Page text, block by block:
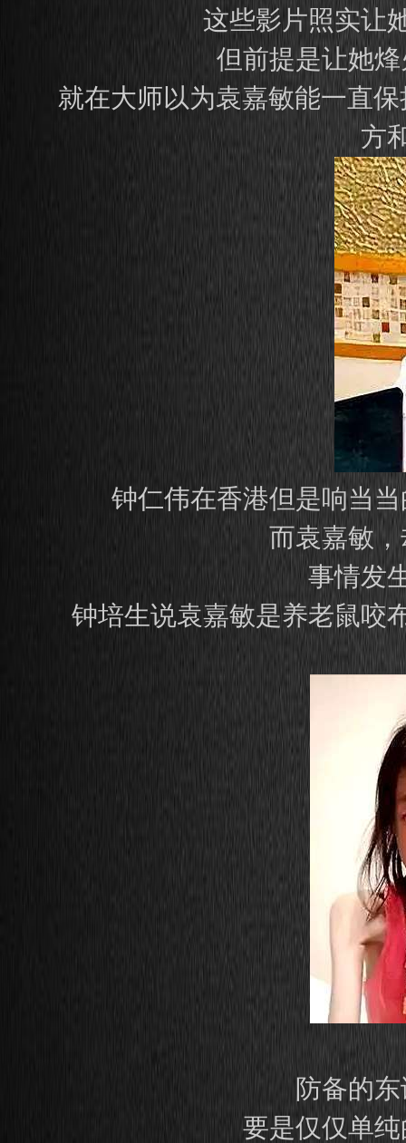
这些影片照实让
但前提是让她
就在大师以为袁嘉敏能一直
方
钟仁伟在香港但是响当
而袁嘉敏
事情发
钟培生说袁嘉敏是养老鼠咬
防备的
要是仅仅单